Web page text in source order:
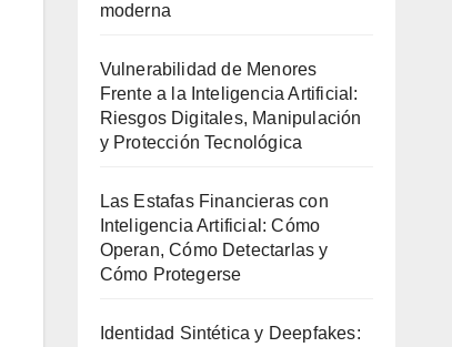
moderna
Vulnerabilidad de Menores
Frente a la Inteligencia Artificial:
Riesgos Digitales, Manipulación
y Protección Tecnológica
Las Estafas Financieras con
Inteligencia Artificial: Cómo
Operan, Cómo Detectarlas y
Cómo Protegerse
Identidad Sintética y Deepfakes: